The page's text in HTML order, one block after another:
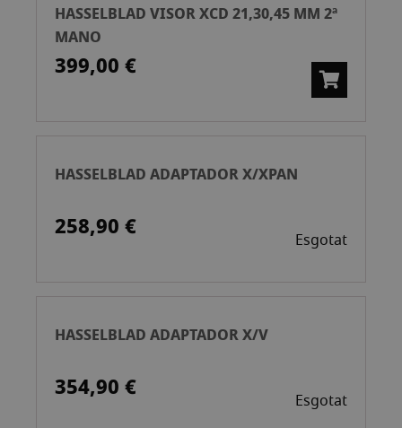
HASSELBLAD VISOR XCD 21,30,45 MM 2ª
MANO
399,00 €
HASSELBLAD ADAPTADOR X/XPAN
258,90 € Esgotat
HASSELBLAD ADAPTADOR X/V
354,90 € Esgotat